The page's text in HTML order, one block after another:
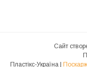
Сайт